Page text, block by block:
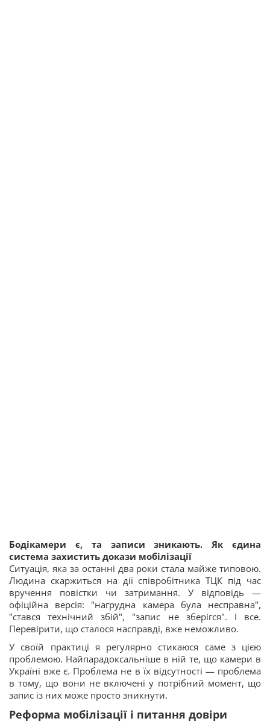
Бодікамери є, та записи зникають. Як єдина
система захистить докази мобілізації
Ситуація, яка за останні два роки стала майже типовою.
Людина скаржиться на дії співробітника ТЦК під час
вручення повістки чи затримання. У відповідь —
офіційна версія: "нагрудна камера була несправна",
"стався технічний збій", "запис не зберігся". І все.
Перевірити, що сталося насправді, вже неможливо.
У своїй практиці я регулярно стикаюся саме з цією
проблемою. Найпарадоксальніше в ній те, що камери в
Україні вже є. Проблема не в їх відсутності — проблема
в тому, що вони не включені у потрібний момент, що
запис із них може просто зникнути.
Реформа мобілізації і питання довіри